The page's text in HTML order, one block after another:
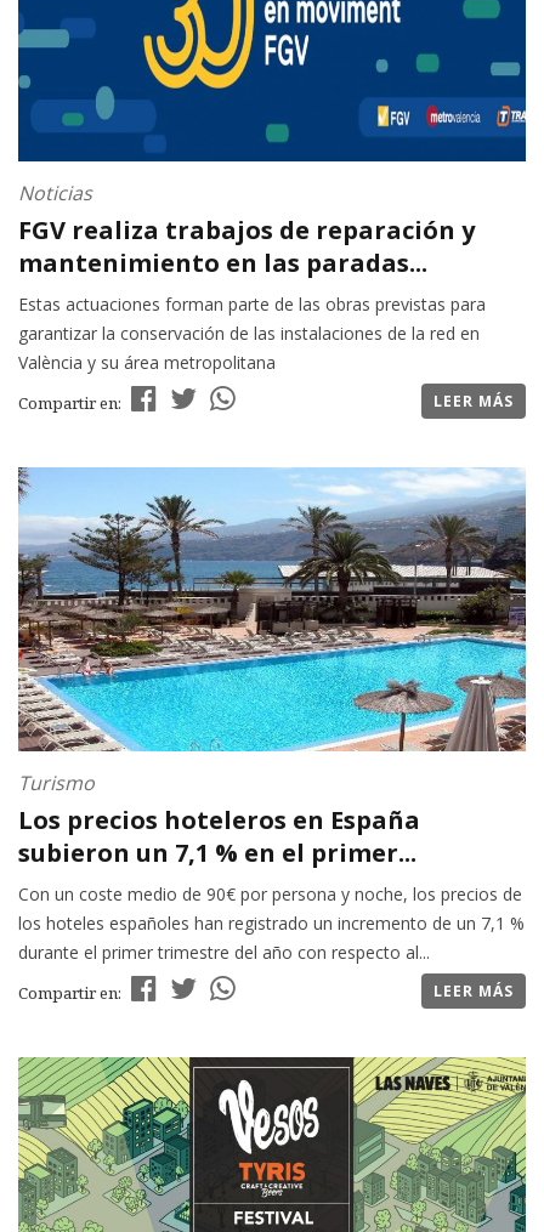
Noticias
FGV realiza trabajos de reparación y
mantenimiento en las paradas...
Estas actuaciones forman parte de las obras previstas para
garantizar la conservación de las instalaciones de la red en
València y su área metropolitana
Compartir en: LEER MÁS
Turismo
Los precios hoteleros en España
subieron un 7,1 % en el primer...
Con un coste medio de 90€ por persona y noche, los precios de
los hoteles españoles han registrado un incremento de un 7,1 %
durante el primer trimestre del año con respecto al...
Compartir en: LEER MÁS